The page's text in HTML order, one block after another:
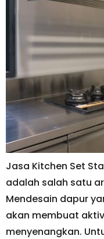
Jasa Kitchen Set
adalah salah satu
Mendesain dapur
akan membuat
menyenangkan.